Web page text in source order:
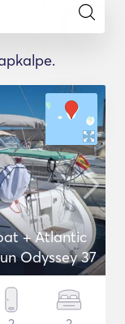
+ Atlantic
Odyssey 37